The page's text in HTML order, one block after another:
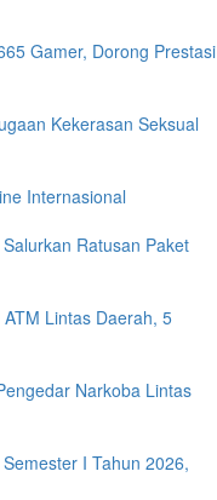
Gamer, Dorong Prestasi
Kekerasan Seksual
Internasional
Ratusan Paket
Lintas Daerah, 5
Narkoba Lintas
I Tahun 2026,